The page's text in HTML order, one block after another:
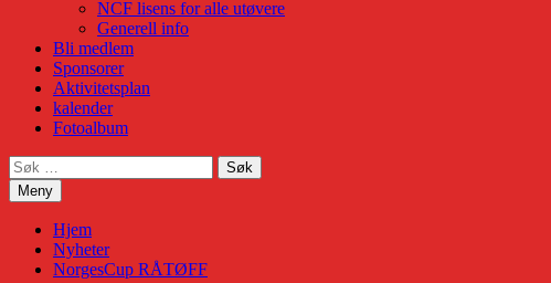
NCF lisens for alle utøvere
Generell info
Bli medlem
Sponsorer
Aktivitetsplan
kalender
Fotoalbum
Søk
etter:
Meny
Hjem
Nyheter
NorgesCup RÅTØFF